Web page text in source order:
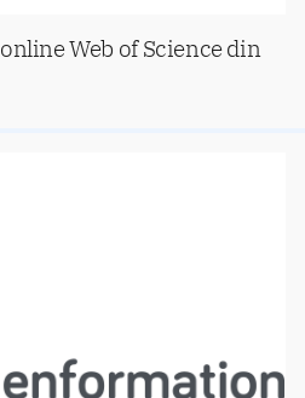
Web of Science din